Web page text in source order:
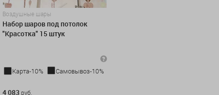
Воздушные шары
Набор шаров под потолок
"Красотка" 15 штук
Карта-10%
Самовывоз-10%
4 083 руб.